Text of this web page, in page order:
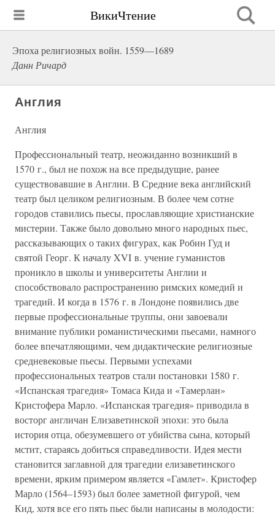
ВикиЧтение
Эпоха религиозных войн. 1559—1689
Данн Ричард
Англия
Англия
Профессиональный театр, неожиданно возникший в
1570 г., был не похож на все предыдущие, ранее
существовавшие в Англии. В Средние века английский
театр был целиком религиозным. В более чем сотне
городов ставились пьесы, прославляющие христианские
мистерии. Также было довольно много народных пьес,
рассказывающих о таких фигурах, как Робин Гуд и
святой Георг. К началу XVI в. учение гуманистов
проникло в школы и университеты Англии и
способствовало распространению римских комедий и
трагедий. И когда в 1576 г. в Лондоне появились две
первые профессиональные труппы, они завоевали
внимание публики романистическими пьесами, намного
более впечатляющими, чем дидактические религиозные
средневековые пьесы. Первыми успехами
профессиональных театров стали постановки 1580 г.
«Испанская трагедия» Томаса Кида и «Тамерлан»
Кристофера Марло. «Испанская трагедия» приводила в
восторг англичан Елизаветинской эпохи: это была
история отца, обезумевшего от убийства сына, который
мстит, стараясь добиться справедливости. Идея мести
становится заглавной для трагедии елизаветинского
времени, ярким примером является «Гамлет». Кристофер
Марло (1564–1593) был более заметной фигурой, чем
Кид, хотя все его пять пьес были написаны в молодости: